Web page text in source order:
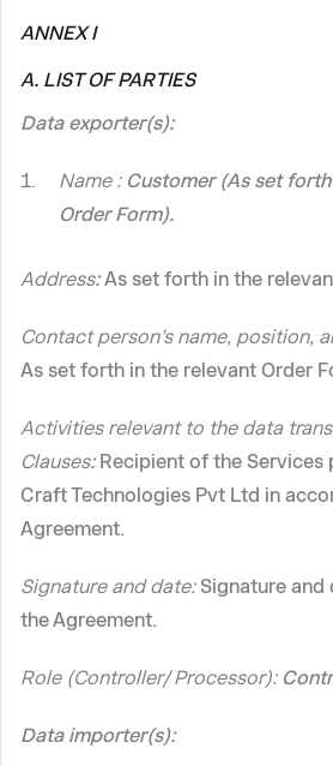
ANNEX I
A. LIST OF PARTIES
Data exporter(s):
Name : Customer (As set
Order Form).
Address:As set forth in the
Contact person’s name, position,
As set forth in the relevant Order
Activities relevant to the data
Clauses: Recipient of the Services
Craft Technologies Pvt Ltd in
Agreement.
Signature and date: Signature and
the Agreement.
Role (Controller/ Processor):
Data importer(s):